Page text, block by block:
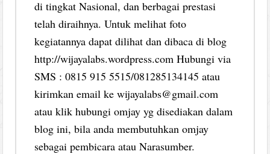
di tingkat Nasional, dan berbagai prestasi
telah diraihnya. Untuk melihat foto
kegiatannya dapat dilihat dan dibaca di blog
http://wijayalabs.wordpress.com Hubungi via
SMS : 0815 915 5515/081285134145 atau
kirimkan email ke wijayalabs@gmail.com
atau klik hubungi omjay yg disediakan dalam
blog ini, bila anda membutuhkan omjay
sebagai pembicara atau Narasumber.